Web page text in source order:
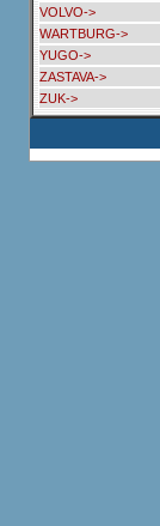
VOLVO->
WARTBURG->
YUGO->
ZASTAVA->
ZUK->